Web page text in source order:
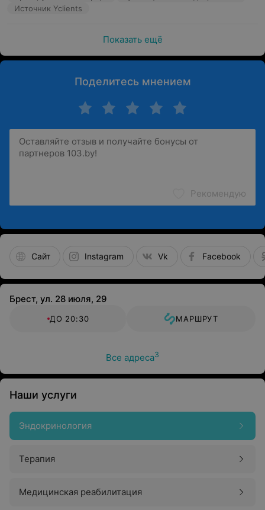
Источник Yclients
Показать ещё
Поделитесь мнением
Рекомендую
Сайт Instagram Vk Facebook
Брест, ул. 28 июля, 29
ДО 20:30 МАРШРУТ
Все адреса3
Наши услуги
Эндокринология
Терапия
Медицинская реабилитация